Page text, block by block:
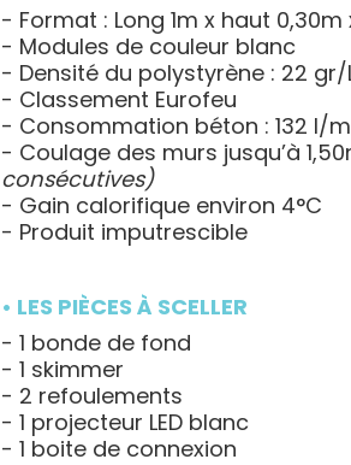
- Format : Long 1m x haut 0,30m
- Modules de couleur blanc
- Densité du polystyrène : 22 gr/
- Classement Eurofeu
- Consommation béton : 132 l/
- Coulage des murs jusqu’à
consécutives)
- Gain calorifique environ 4°C
- Produit imputrescible
• LES PIÈCES À SCELLER
- 1 bonde de fond
- 1 skimmer
- 2 refoulements
- 1 projecteur LED blanc
- 1 boite de connexion